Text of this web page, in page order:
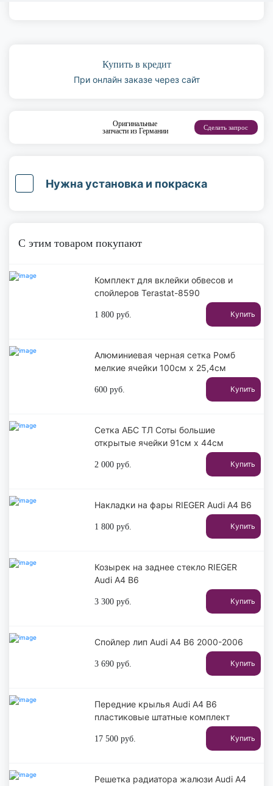
Купить в кредит
При онлайн заказе через сайт
Оригинальные
запчасти из Германии
Сделать запрос
Нужна установка и покраска
С этим товаром покупают
Комплект для вклейки обвесов и
спойлеров Terastat-8590
1 800 руб. Купить
Алюминиевая черная сетка Ромб
мелкие ячейки 100см х 25,4см
600 руб. Купить
Сетка АБС ТЛ Соты большие
открытые ячейки 91см х 44см
2 000 руб. Купить
Накладки на фары RIEGER Audi A4 B6
1 800 руб. Купить
Козырек на заднее стекло RIEGER
Audi A4 B6
3 300 руб. Купить
Спойлер лип Audi A4 B6 2000-2006
3 690 руб. Купить
Передние крылья Audi A4 B6
пластиковые штатные комплект
17 500 руб. Купить
Решетка радиатора жалюзи Audi A4